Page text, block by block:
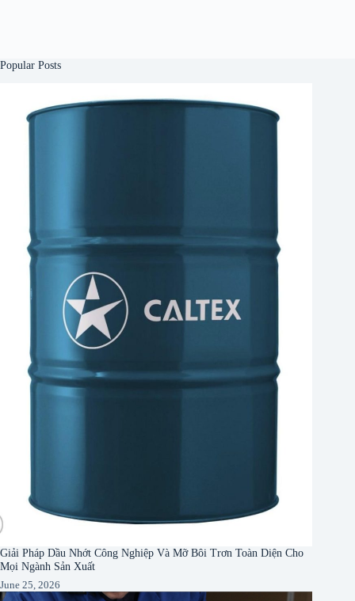
Popular Posts
Giải Pháp Dầu Nhớt Công Nghiệp Và Mỡ Bôi Trơn Toàn Diện Cho
Mọi Ngành Sản Xuất
June 25, 2026